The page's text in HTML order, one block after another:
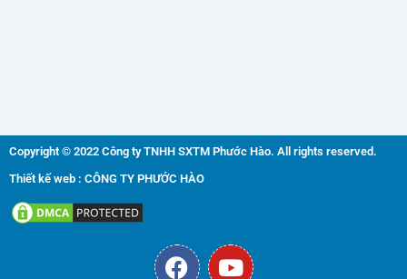
Copyright © 2022 Công ty TNHH SXTM Phước Hào. All rights reserved.
Thiết kế web : CÔNG TY PHƯỚC HÀO
F
Y